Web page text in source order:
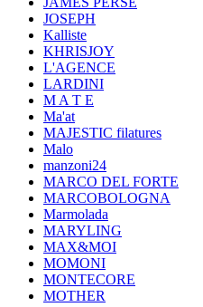
JOSEPH
Kalliste
KHRISJOY
L'AGENCE
LARDINI
M A T E
Ma'at
MAJESTIC filatures
Malo
manzoni24
MARCO DEL FORTE
MARCOBOLOGNA
Marmolada
MARYLING
MAX&MOI
MOMONI
MONTECORE
MOTHER